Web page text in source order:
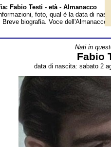
Fabio Testi - età - Almanacco
foto, qual è la data di
Breve biografia. Voce dell'Almanacco.
Nati in
Fabio
data di nascita: sabato 2